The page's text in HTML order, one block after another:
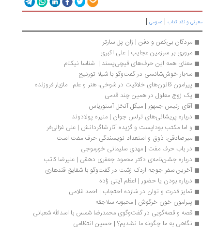
و نقد کتاب|عمومی|
مردگان بی‌کفن و دفن | ژان پل سارتر
مروری بر سرزمین عجایب | علی اكبری
معنای همه این حرف‌های قیچی‌پسند |  شناسا نیکنام
سه‌بار خوش‌شانسی در گفت‌وگو با شیلا تورنیج
پیرامون قانون‌های خلاقیت در شوخی، هنر و علم | مازیار فروزنده
یک زوج معلول در همین چند قدمی
آقای رئیس جمهور | میگل آنخل آستوریاس
درباره پریشانی‌های ترلس جوان | منیره پولادوند
و اما مکتب بوداپست و گزیده آثار شاگردانش | علی غزالی‌فر
میرصادقی: ذوق و استعداد نویسندگی حرف مفت است
در باب حرف مفت | مهدی سلیمانی خورموجی
درباره جشن‌نامه‌ی دکتر محمود جعفری دهقی | علیرضا کاتب
آخرین سفر جوجه اردک زشت در گفت‌وگو با شقایق قندهاری
درباره بودن یا حضور | اعظم آیتی زاده
تمایز قدرت و توان در شازده احتجاب | احمد غلامی
پیرامون خون خرگوش | محبوبه سلاجقه
قصه و قصه‌گويی در گفت‌وگوی محمدرضا شمس با اسدالله شعبانی
نگاهی به ما چگونه ما نشدیم؟ | حسین انتظامی